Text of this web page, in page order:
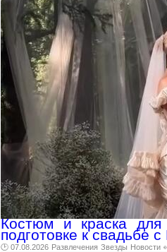
Костюм и краска
подготовке к свадьбе с
🕑 07.08.2026 Развлечения Звезды Новости